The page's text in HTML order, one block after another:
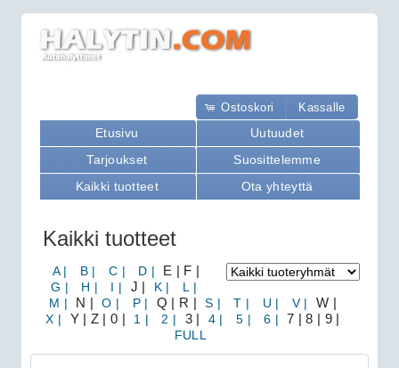
Ostoskori Kassalle
Etusivu
Uutuudet
Tarjoukset
Suosittelemme
Kaikki tuotteet
Ota yhteyttä
Kaikki tuotteet
A | B | C | D |
E | F |
G |
H | I | J | K |
L |
M |
N | O | P | Q | R | S | T | U | V |
W |
X |
Y | Z | 0 | 1 | 2 | 3 | 4 | 5 | 6 |
7 | 8 | 9 |
FULL